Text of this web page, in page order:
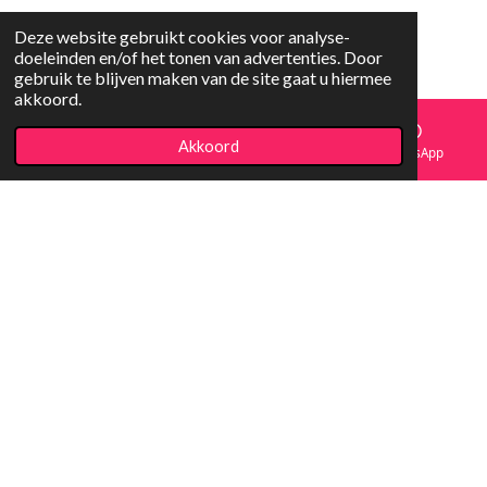
Deze website gebruikt cookies voor analyse-
doeleinden en/of het tonen van advertenties. Door
gebruik te blijven maken van de site gaat u hiermee
akkoord.
AkkoordFacebook WhatsApp